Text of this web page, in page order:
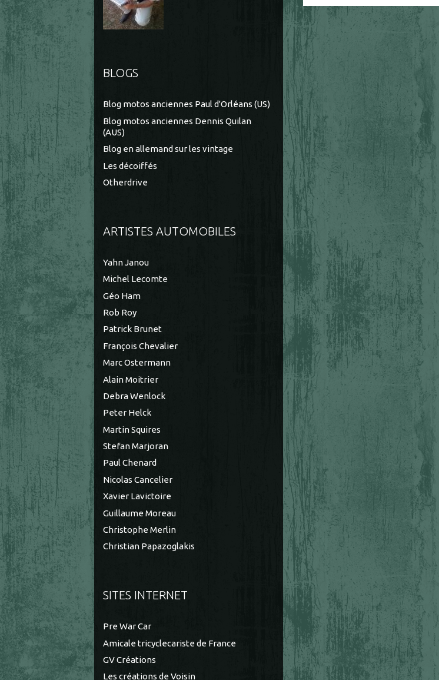
BLOGS
Blog motos anciennes Paul d'Orléans (US)
Blog motos anciennes Dennis Quilan
(AUS)
Blog en allemand sur les vintage
Les décoiffés
Otherdrive
ARTISTES AUTOMOBILES
Yahn Janou
Michel Lecomte
Géo Ham
Rob Roy
Patrick Brunet
François Chevalier
Marc Ostermann
Alain Moitrier
Debra Wenlock
Peter Helck
Martin Squires
Stefan Marjoran
Paul Chenard
Nicolas Cancelier
Xavier Lavictoire
Guillaume Moreau
Christophe Merlin
Christian Papazoglakis
SITES INTERNET
Pre War Car
Amicale tricyclecariste de France
GV Créations
Les créations de Voisin